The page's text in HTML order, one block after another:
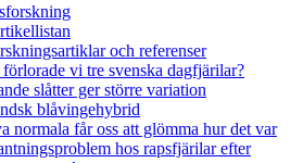
och referenser
vi tre svenska dagfjärilar?
slåtter ger större variation
blåvingehybrid
normala får oss att glömma hur det var
hos rapsfjärilar efter